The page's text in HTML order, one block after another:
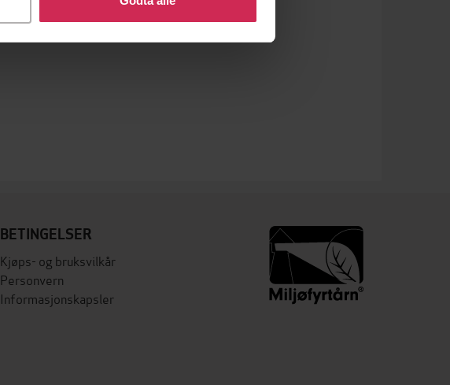
BETINGELSER
Kjøps- og bruksvilkår
Personvern
Informasjonskapsler